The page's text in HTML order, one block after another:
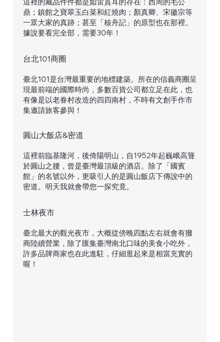
這裡的藏品件件都是如雷貫耳的存在：西周的毛公
鼎；鎮館之寶翠玉白菜和紅燒肉；顏真卿、宋徽宗等
一眾大家的真跡；甚至「核舟記」的原型也在那裡。
據說要看完全部，需要30年！
臺北101是台灣最重要的地標建築。所在的信義商圈呈
現最前端的國際時尚，多數百貨公司都立足在此，也
有像是以老眷村改造的四四南村，不時有文創手作市
集邀請旅客參與！
台北101商圈
這裡前臨基隆河，後倚陽明山，自1952年起巍峨高聳
於圓山之腰，曾是臺灣最頂級的酒店。除了「國賓
館」的名號以外，更吸引人的是圓山飯店下傳說中的
密道。明天我就會帶您一探究竟。
圓山大飯店&密道
臺北最大的觀光夜市，大概從傍晚四點左右就會有攤
商陸續營業，除了匯集臺灣南北口味的美食小吃外，
許多品牌商家也在此進駐，仔細逛起來是相當充實的
喔！
士林夜市